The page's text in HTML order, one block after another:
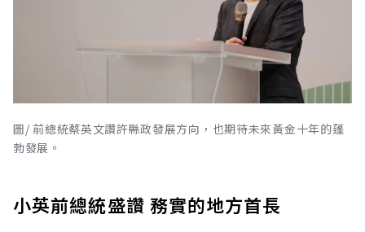
圖/ 前總統蔡英文讚許縣政發展方向，也期待未來黃金十年的蓬
勃發展。
小英前總統盛讚 務實的地方首長